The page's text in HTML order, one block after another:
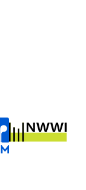
direct
de
het
die van alle
toegang tot
na een
is